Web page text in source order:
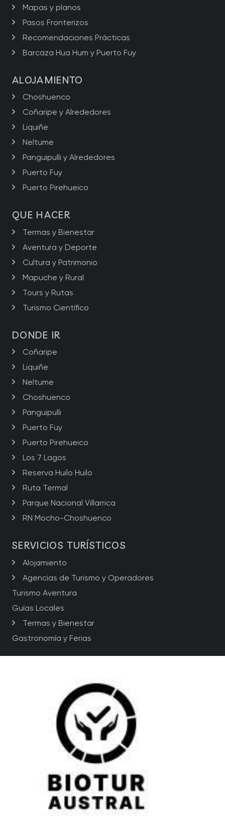
Mapas y planos
Pasos Fronterizos
Recomendaciones Prácticas
Barcaza Hua Hum y Puerto Fuy
ALOJAMIENTO
Choshuenco
Coñaripe y Alrededores
Liquiñe
Neltume
Panguipulli y Alrededores
Puerto Fuy
Puerto Pirehueico
QUE HACER
Termas y Bienestar
Aventura y Deporte
Cultura y Patrimonio
Mapuche y Rural
Tours y Rutas
Turismo Científico
DONDE IR
Coñaripe
Liquiñe
Neltume
Choshuenco
Panguipulli
Puerto Fuy
Puerto Pirehueico
Los 7 Lagos
Reserva Huilo Huilo
Ruta Termal
Parque Nacional Villarrica
RN Mocho-Choshuenco
SERVICIOS TURÍSTICOS
Alojamiento
Agencias de Turismo y Operadores
Turismo Aventura
Guías Locales
Termas y Bienestar
Gastronomía y Ferias